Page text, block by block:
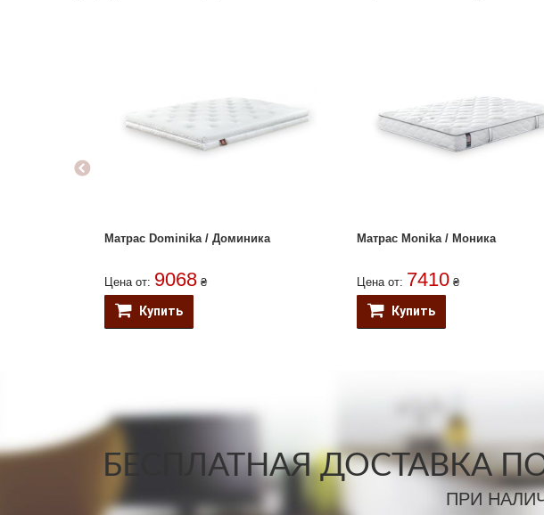
Матрас Dominika / Доминика
Цена от: 9068 ₴
Купить
Матрас Monika / Моника
Цена от: 7410 ₴
Купить
БЕСПЛАТНАЯ ДОСТАВКА
ПРИ